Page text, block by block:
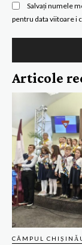
Salvați numele
pentru data viitoare i
Articole
CÂMPUL